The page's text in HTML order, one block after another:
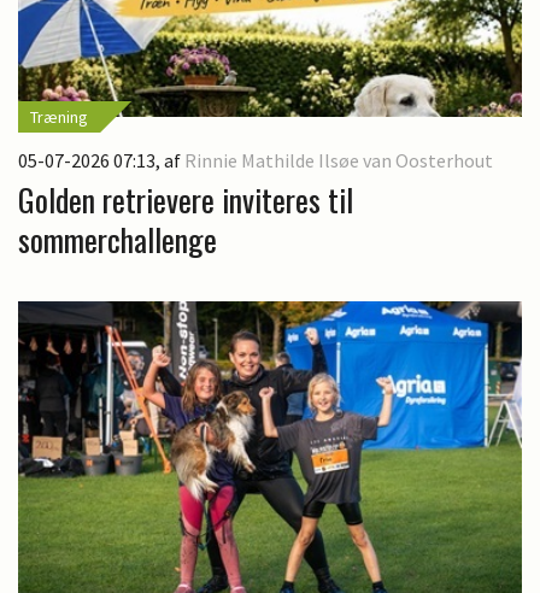
Træning
05-07-2026 07:13, af Rinnie Mathilde Ilsøe van Oosterhout
Golden retrievere inviteres til
sommerchallenge